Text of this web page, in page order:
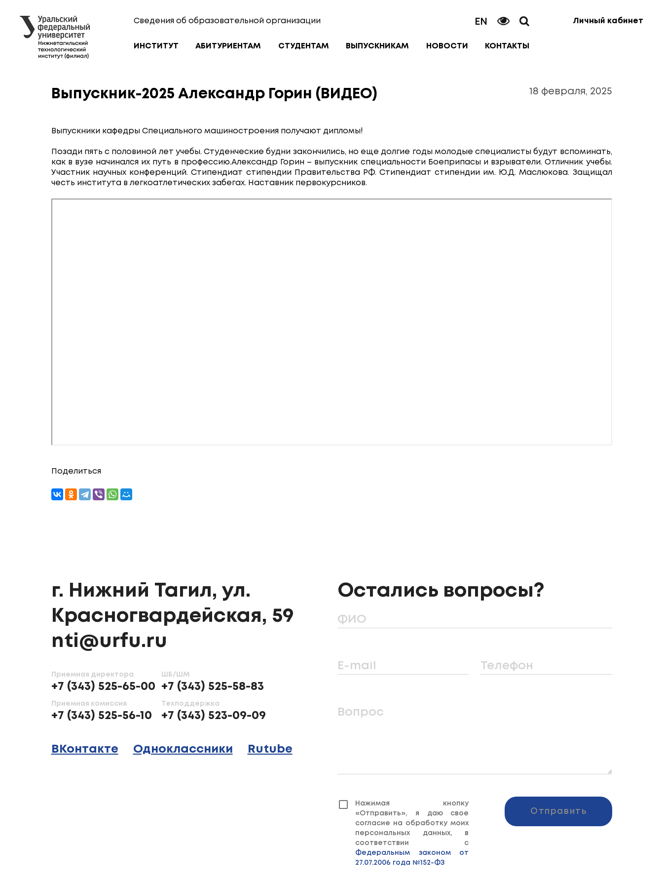
Сведения об образовательной организации EN
ИНСТИТУТ АБИТУРИЕНТАМ СТУДЕНТАМ ВЫПУСКНИКАМ НОВОСТИ КОНТАКТЫ
Личный кабинет
Выпускник-2025 Александр Горин (ВИДЕО) 18 февраля, 2025
Выпускники кафедры Специального машиностроения получают дипломы!
Позади пять с половиной лет учебы. Студенческие будни закончились, но еще долгие годы молодые специалисты будут вспоминать,
как в вузе начинался их путь в профессию.Александр Горин – выпускник специальности Боеприпасы и взрыватели. Отличник учебы.
Участник научных конференций. Стипендиат стипендии Правительства РФ. Стипендиат стипендии им. Ю.Д. Маслюкова. Защищал
честь института в легкоатлетических забегах. Наставник первокурсников.
Поделиться
г. Нижний Тагил, ул.
Красногвардейская, 59
nti@urfu.ru
Приемная директора
+7 (343) 525-65-00
Приемная комиссия
+7 (343) 525-56-10
ШБ/ШМ
+7 (343) 525-58-83
Техподдержка
+7 (343) 523-09-09
ВКонтакте Одноклассники Rutube
Остались вопросы?
ФИО
E-mail Телефон
Вопрос
Нажимая кнопку
«Отправить», я даю свое
согласие на обработку моих
персональных данных, в
соответствии с
Федеральным законом от
27.07.2006 года №152-ФЗ
Отправить